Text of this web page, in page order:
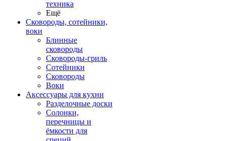
техника
Ещё
Сковороды, сотейники,
воки
Блинные
сковороды
Сковороды-гриль
Сотейники
Сковороды
Воки
Аксессуары для кухни
Разделочные доски
Солонки,
перечницы и
ёмкости для